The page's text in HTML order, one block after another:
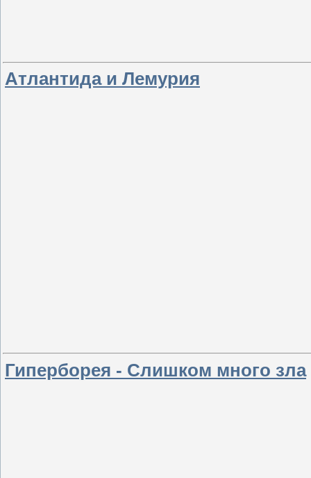
Атлантида и Лемурия
Гиперборея - Слишком много зла